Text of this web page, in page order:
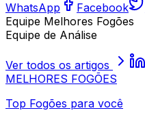
WhatsApp Facebook
Equipe Melhores Fogões
Equipe de Análise
Ver todos os artigos
MELHORES FOGÕES
Top Fogões para você